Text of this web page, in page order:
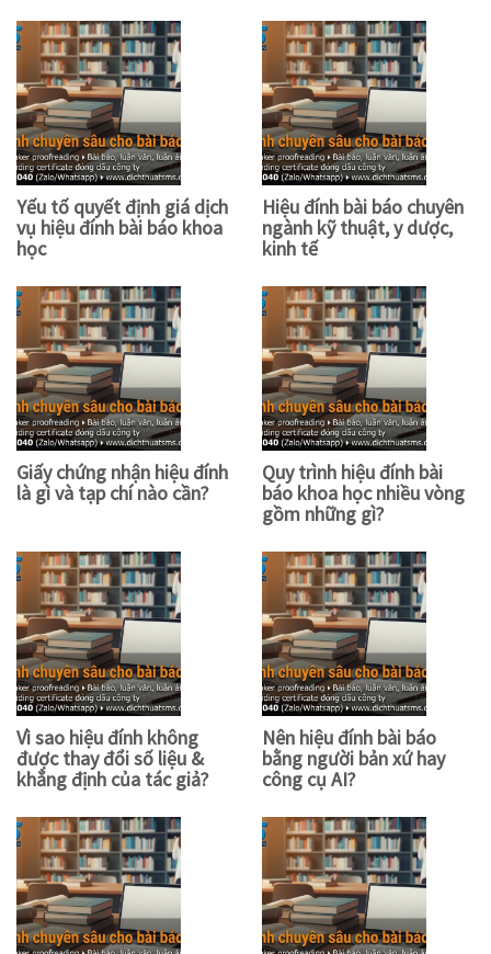
Yếu tố quyết định giá dịch
vụ hiệu đính bài báo khoa
học
Hiệu đính bài báo chuyên
ngành kỹ thuật, y dược,
kinh tế
Giấy chứng nhận hiệu đính
là gì và tạp chí nào cần?
Quy trình hiệu đính bài
báo khoa học nhiều vòng
gồm những gì?
Vì sao hiệu đính không
được thay đổi số liệu &
khẳng định của tác giả?
Nên hiệu đính bài báo
bằng người bản xứ hay
công cụ AI?